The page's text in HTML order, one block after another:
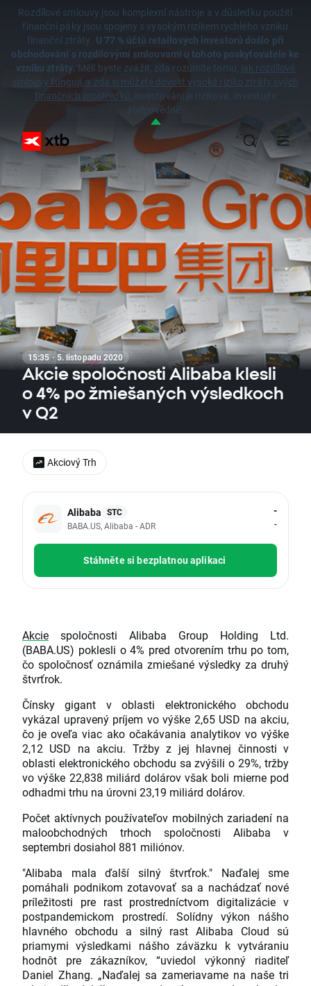
Rozdílové smlouvy jsou komplexní nástroje a v důsledku použití
finanční páky jsou spojeny s vysokým rizikem rychlého vzniku
finanční ztráty. U 77 % účtů retailových investorů došlo při
obchodování s rozdílovými smlouvami u tohoto poskytovatele ke
vzniku ztráty. Měli byste zvážit, zda rozumíte tomu, jak rozdílové
smlouvy fungují, a zda si můžete dovolit vysoké riziko ztráty svých
finančních prostředků. Investování je rizikové. Investujte
zodpovědně.
15:35 · 5. listopadu 2020
Akcie spoločnosti Alibaba klesli
o 4% po žmiešaných výsledkoch
v Q2
Alibaba STC
BABA.US, Alibaba - ADR
-
-
Stáhněte si bezplatnou aplikaci
Akcie spoločnosti Alibaba Group Holding Ltd.
(BABA.US) poklesli o 4% pred otvorením trhu po tom,
čo spoločnosť oznámila zmiešané výsledky za druhý
štvrťrok.
Čínsky gigant v oblasti elektronického obchodu
vykázal upravený príjem vo výške 2,65 USD na akciu,
čo je oveľa viac ako očakávania analytikov vo výške
2,12 USD na akciu. Tržby z jej hlavnej činnosti v
oblasti elektronického obchodu sa zvýšili o 29%, tržby
vo výške 22,838 miliárd dolárov však boli mierne pod
odhadmi trhu na úrovni 23,19 miliárd dolárov.
Počet aktívnych používateľov mobilných zariadení na
maloobchodných trhoch spoločnosti Alibaba v
septembri dosiahol 881 miliónov.
"Alibaba mala ďalší silný štvrťrok." Naďalej sme
pomáhali podnikom zotavovať sa a nachádzať nové
príležitosti pre rast prostredníctvom digitalizácie v
postpandemickom prostredí. Solídny výkon nášho
hlavného obchodu a silný rast Alibaba Cloud sú
priamymi výsledkami nášho záväzku k vytváraniu
hodnôt pre zákazníkov, “uviedol výkonný riaditeľ
Daniel Zhang. „Naďalej sa zameriavame na naše tri
Akciový Trh